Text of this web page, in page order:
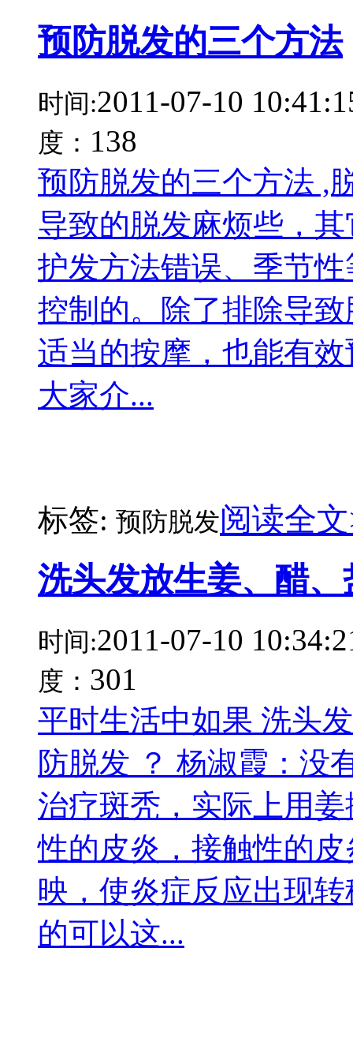
预防脱发的三个方法
时间:2011-07-10
度： 138
预防脱发的三个方法 ,
导致的脱发麻烦些，
护发方法错误、季节
控制的。除了排除导
适当的按摩，也能有
大家介...
标签: 预防脱发阅读全
洗头发放生姜、醋
时间:2011-07-10
度： 301
平时生活中如果 洗头
防脱发 ？ 杨淑霞：没
治疗斑秃，实际上用
性的皮炎，接触性的
映，使炎症反应出现
的可以这...